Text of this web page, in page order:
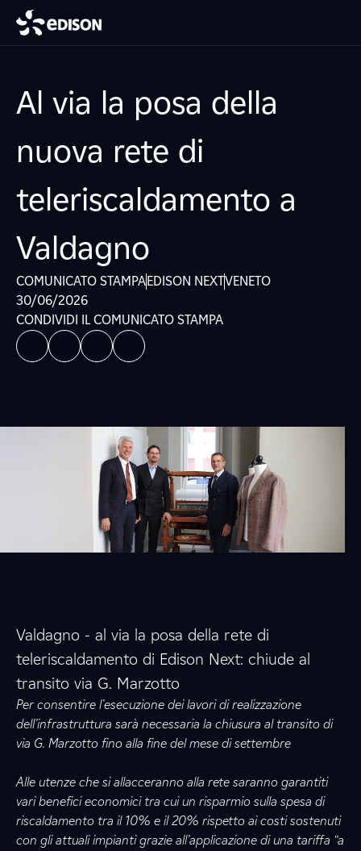
Al via la posa della
nuova rete di
teleriscaldamento a
Valdagno
COMUNICATO STAMPAEDISON NEXTVENETO
30/06/2026
CONDIVIDI IL COMUNICATO STAMPA
Valdagno - al via la posa della rete di
teleriscaldamento di Edison Next: chiude al
transito via G. Marzotto
Per consentire l’esecuzione dei lavori di realizzazione
dell’infrastruttura sarà necessaria la chiusura al transito di
via G. Marzotto fino alla fine del mese di settembre
Alle utenze che si allacceranno alla rete saranno garantiti
vari benefici economici tra cui un risparmio sulla spesa di
riscaldamento tra il 10% e il 20% rispetto ai costi sostenuti
con gli attuali impianti grazie all’applicazione di una tariffa “a